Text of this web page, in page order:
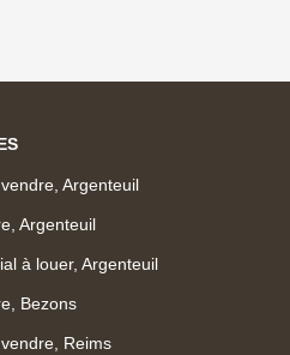
Argenteuil
Argenteuil
à louer, Argenteuil
Bezons
Reims